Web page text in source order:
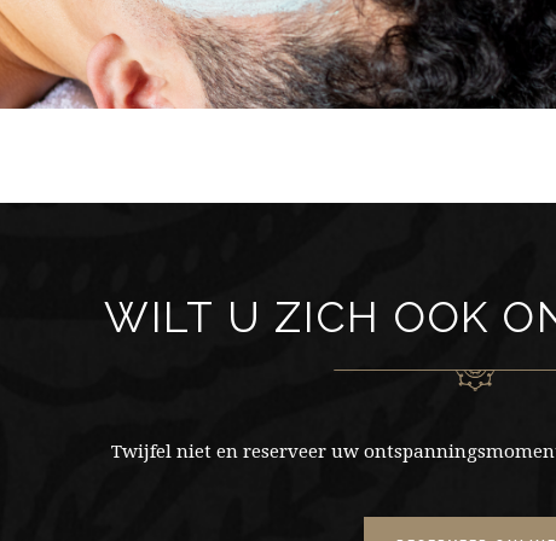
WILT U ZICH OOK
Twijfel niet en reserveer uw